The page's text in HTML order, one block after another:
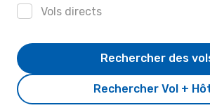
Vols directs
Rechercher Vol +
Rechercher des